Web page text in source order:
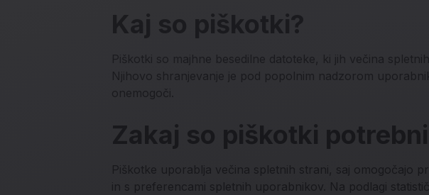
Kaj so piškotki?
Piškotki so majhne besedilne datoteke, ki jih večina
Njihovo shranjevanje je pod popolnim nadzorom
onemogoči.
Zakaj so piškotki
Piškotke uporablja večina spletnih strani, saj omogočajo
in s preferencami spletnih uporabnikov. Na podlagi